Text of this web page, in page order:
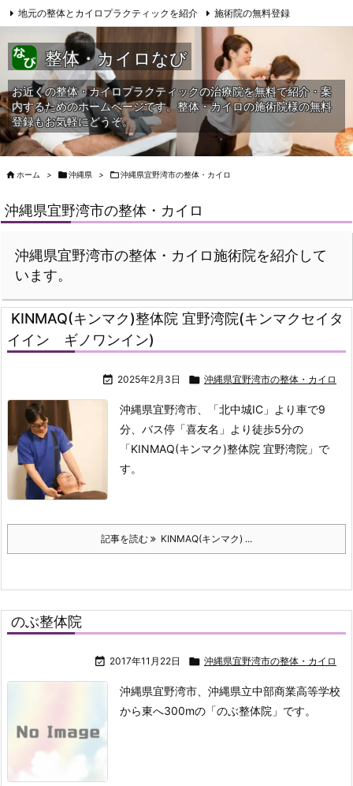
地元の整体とカイロプラクティックを紹介 施術院の無料登録
サイトマップ 当HPへの問合せ
整体・カイロなび
お近くの整体・カイロプラクティックの治療院を無料で紹介・案
内するためのホームページです。整体・カイロの施術院様の無料
登録もお気軽にどうぞ。
 ホーム > 沖縄県 > 沖縄県宜野湾市の整体・カイロ
沖縄県宜野湾市の整体・カイロ
沖縄県宜野湾市の整体・カイロ施術院を紹介して
います。
KINMAQ(キンマク)整体院 宜野湾院(キンマクセイタ
イイン ギノワンイン)
 2025年2月3日  沖縄県宜野湾市の整体・カイロ
沖縄県宜野湾市、「北中城IC」より車で9
分、バス停「喜友名」より徒歩5分の
「KINMAQ(キンマク)整体院 宜野湾院」で
す。
記事を読む KINMAQ(キンマク) ...
のぶ整体院
 2017年11月22日  沖縄県宜野湾市の整体・カイロ
沖縄県宜野湾市、沖縄県立中部商業高等学校
から東へ300mの「のぶ整体院」です。